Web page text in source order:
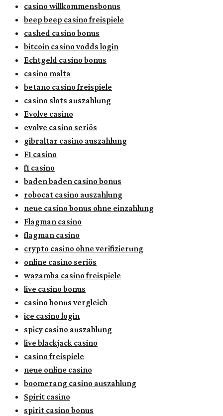
casino willkommensbonus
beep beep casino freispiele
cashed casino bonus
bitcoin casino vodds login
Echtgeld casino bonus
casino malta
betano casino freispiele
casino slots auszahlung
Evolve casino
evolve casino seriös
gibraltar casino auszahlung
F1 casino
f1 casino
baden baden casino bonus
robocat casino auszahlung
neue casino bonus ohne einzahlung
Flagman casino
flagman casino
crypto casino ohne verifizierung
online casino seriös
wazamba casino freispiele
live casino bonus
casino bonus vergleich
ice casino login
spicy casino auszahlung
live blackjack casino
casino freispiele
neue online casino
boomerang casino auszahlung
Spirit casino
spirit casino bonus